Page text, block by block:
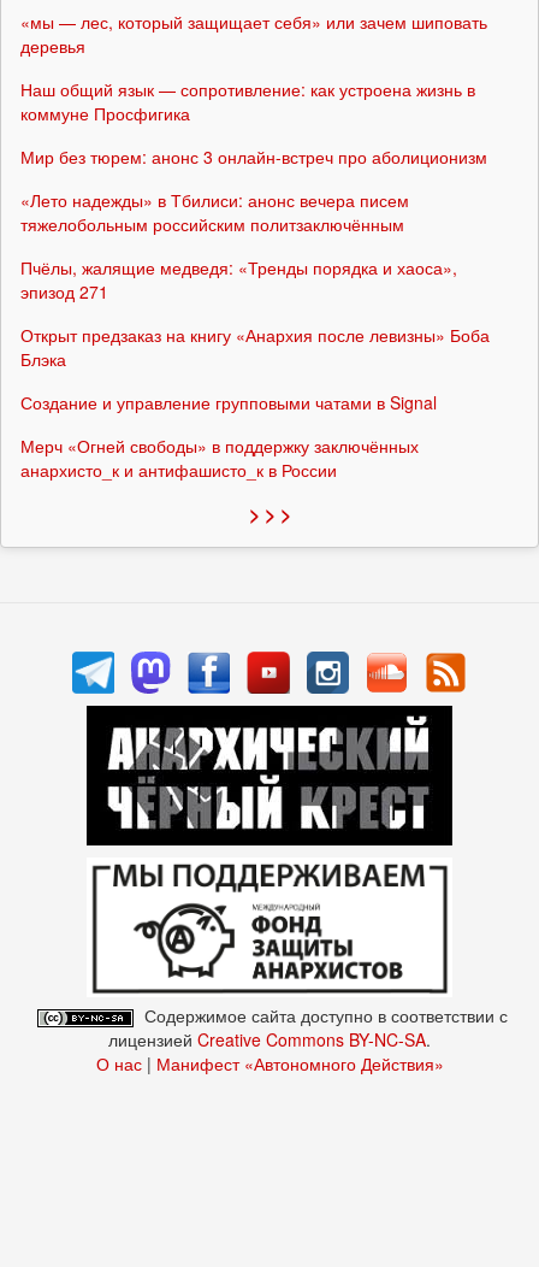
«мы — лес, который защищает себя» или зачем шиповать
деревья
Наш общий язык — сопротивление: как устроена жизнь в
коммуне Просфигика
Мир без тюрем: анонс 3 онлайн-встреч про аболиционизм
«Лето надежды» в Тбилиси: анонс вечера писем
тяжелобольным российским политзаключённым
Пчёлы, жалящие медведя: «Тренды порядка и хаоса»,
эпизод 271
Открыт предзаказ на книгу «Анархия после левизны» Боба
Блэка
Создание и управление групповыми чатами в Signal
Мерч «Огней свободы» в поддержку заключённых
анархисто_к и антифашисто_к в России
> > >
Содержимое сайта доступно в соответствии с
лицензией Creative Commons BY-NC-SA.
О нас| Манифест «Автономного Действия»